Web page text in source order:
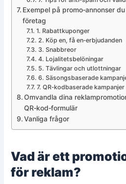
Exempel på promo‑annonser
företag
1. Rabattkuponger
2. Köp en, få en‑erbjudanden
3. Snabbreor
4. Lojalitetsbelöningar
5. Tävlingar och utlottningar
6. Säsongsbaserade
7. QR‑kodbaserade kampanjer
Omvandla dina
QR‑kod‑formulär
Vanliga frågor
Vad är ett
för reklam?